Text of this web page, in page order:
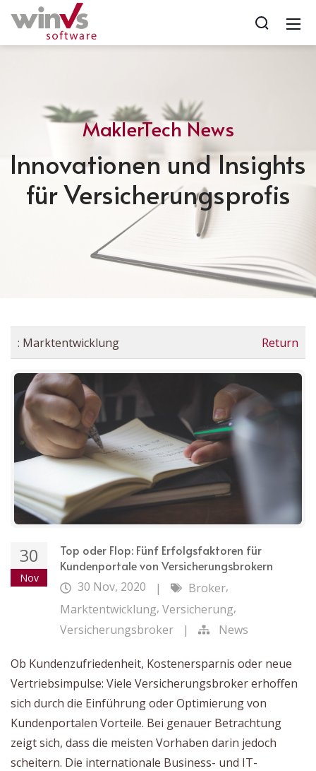
MaklerTech News
Innovationen und Insights
für Versicherungsprofis
: Marktentwicklung Return
30
Nov
Top oder Flop: Fünf Erfolgsfaktoren für
Kundenportale von Versicherungsbrokern
30 Nov, 2020
| Broker,
Marktentwicklung, Versicherung,
Versicherungsbroker
| News
Ob Kundenzufriedenheit, Kostenersparnis oder neue
Vertriebsimpulse: Viele Versicherungsbroker erhoffen
sich durch die Einführung oder Optimierung von
Kundenportalen Vorteile. Bei genauer Betrachtung
zeigt sich, dass die meisten Vorhaben darin jedoch
scheitern. Die internationale Business- und IT-